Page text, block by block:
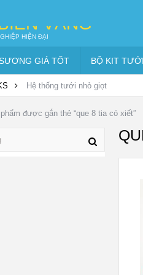
VÀNG
HIỆN ĐẠI
GIÁ TỐT BỘ KIT TƯỚI
Hệ thống tưới nhỏ giọt
được gắn thẻ “que 8 tia có xiết”